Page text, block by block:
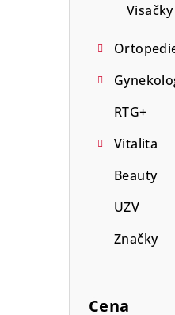
RTG+
Vitalita
Beauty
UZV
Značky
Cena